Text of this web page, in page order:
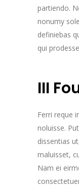
partiendo.
nonumy
definiebas
qui
III
Ferri reque
noluisse.
dissentias
maluisset,
Nam ei